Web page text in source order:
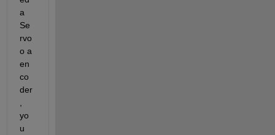
a
Se
rvo
o a
en
co
der
,
yo
u